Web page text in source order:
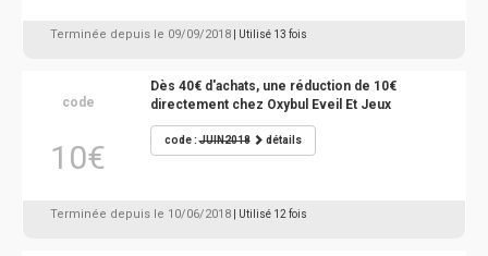
Terminée depuis le 09/09/2018 | Utilisé 13 fois
code
10€
Dès 40€ d'achats, une réduction de 10€
directement chez Oxybul Eveil Et Jeux
code :JUIN2018 détails
Terminée depuis le 10/06/2018 | Utilisé 12 fois